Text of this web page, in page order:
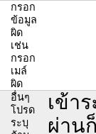
กรอก
ข้อมูล
ผิด
เช่น
กรอก
เมล์
ผิด
อื่นๆ
โปรด
ระบุ
เข้า
ผ่าน